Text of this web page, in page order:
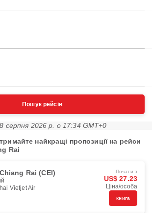
Пошук рейсів
8 серпня 2026 р. о 17:34 GMT+0
найкращі пропозиції на рейси
Rai
Chiang Rai (CEI)
Vietjet Air
Почати з
US$ 27.23
Ціна/особа
книга